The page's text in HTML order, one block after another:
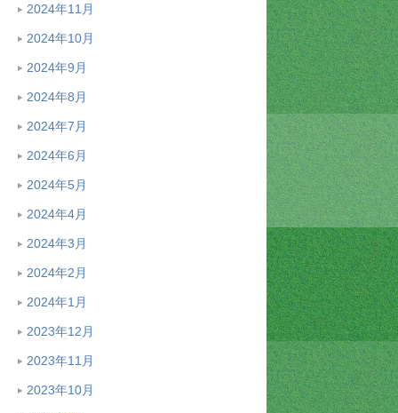
2024年11月
2024年10月
2024年9月
2024年8月
2024年7月
2024年6月
2024年5月
2024年4月
2024年3月
2024年2月
2024年1月
2023年12月
2023年11月
2023年10月